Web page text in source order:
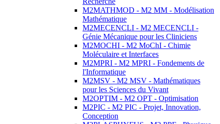
M2MATHMOD - M2 MM - Modélisation
Mathématique
M2MECENCLI - M2 MECENCLI -
Génie Mécanique pour les Cliniciens
M2MOCHI - M2 MoChI - Chimie
Moléculaire et Interfaces
M2MPRI - M2 MPRI - Fondements de
l'Informatique
M2MSV - M2 MSV - Mathématiques
pour les Sciences du Vivant
M2OPTIM - M2 OPT - Optimisation
M2PIC - M2 PIC - Projet, Innovation,
Conception